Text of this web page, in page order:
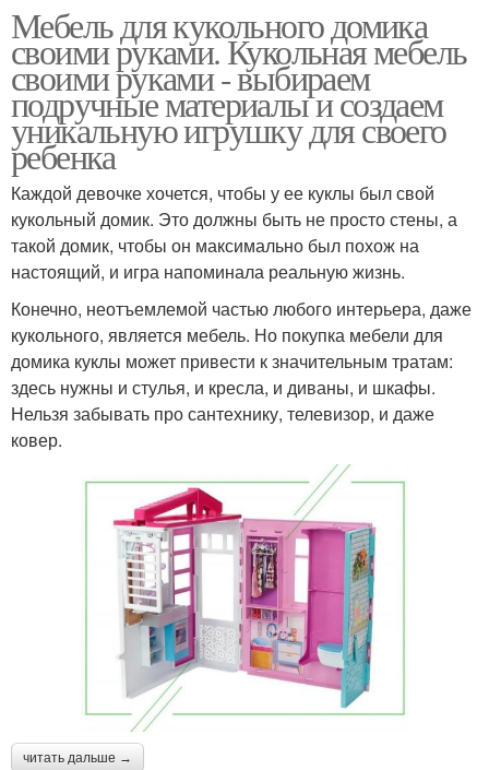
Кукольный домик Кукольные домики
Домики для девочек
Домик из картонной
Мебель для кукольного домика
своими руками. Кукольная мебель
своими руками - выбираем
подручные материалы и создаем
уникальную игрушку для своего
ребенка
Каждой девочке хочется, чтобы у ее куклы был свой
кукольный домик. Это должны быть не просто стены, а
такой домик, чтобы он максимально был похож на
настоящий, и игра напоминала реальную жизнь.
Конечно, неотъемлемой частью любого интерьера, даже
кукольного, является мебель. Но покупка мебели для
домика куклы может привести к значительным тратам:
здесь нужны и стулья, и кресла, и диваны, и шкафы.
Нельзя забывать про сантехнику, телевизор, и даже
ковер.
читать дальше →